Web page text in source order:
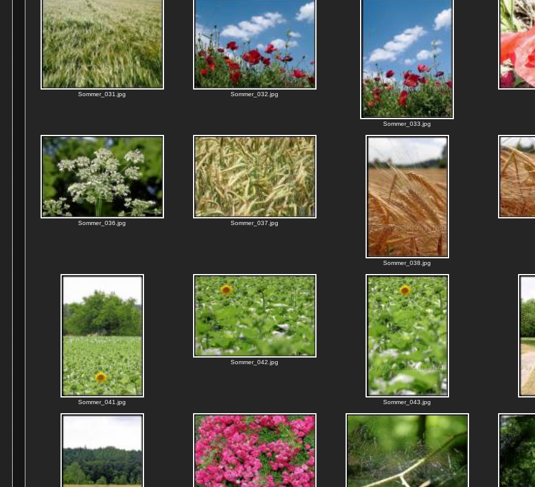
Sommer_031.jpg Sommer_032.jpg
Sommer_033.jpg
Sommer_036.jpg Sommer_037.jpg
Sommer_038.jpg
Sommer_041.jpg
Sommer_042.jpg
Sommer_043.jpg